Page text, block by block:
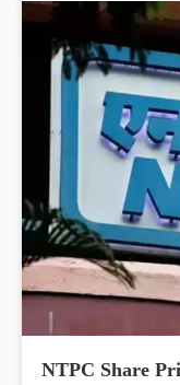
NTPC Share